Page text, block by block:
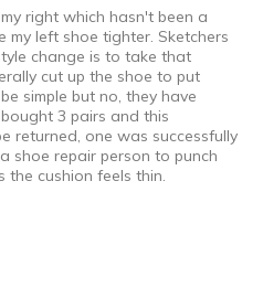
narrow
size too small
Into Shoes
right which hasn't been a
my left shoe tighter. Sketchers
change is to take that
cut up the shoe to put
simple but no, they have
3 pairs and this
returned, one was successfully
shoe repair person to punch
the cushion feels thin.